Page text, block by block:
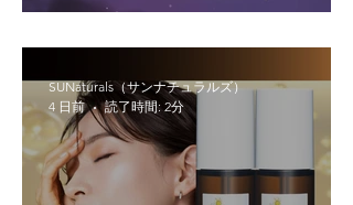
SUNaturals（サンナチュラルズ）
4 日前
読了時間: 2分